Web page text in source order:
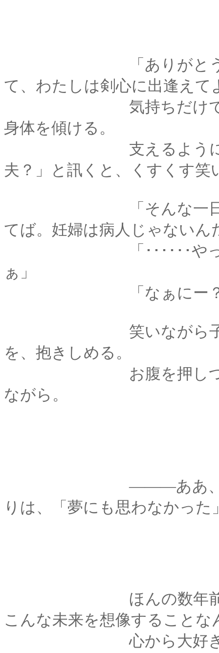
「ありがとう。でも
て、わたしは剣心に出逢え
気持ちだけで充分よ
身体を傾ける。
支えるようにして肩
夫？」と訊くと、くすくす笑
「そんな一日に何度
てば。妊婦は病人じゃないん
「･･････やっぱり
ぁ」
「なぁにー？ 当た
笑いながら子猫のよ
を、抱きしめる。
お腹を押しつぶして
ながら。
―――ああ、そうか
りは、「夢にも思わなかっ
ほんの数年前、ひと
こんな未来を想像することな
心から大好きなひと